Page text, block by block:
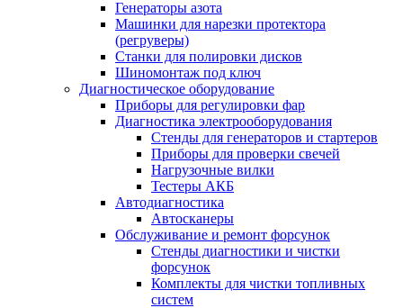
Генераторы азота
Машинки для нарезки протектора
(регруверы)
Станки для полировки дисков
Шиномонтаж под ключ
Диагностическое оборудование
Приборы для регулировки фар
Диагностика электрооборудования
Стенды для генераторов и стартеров
Приборы для проверки свечей
Нагрузочные вилки
Тестеры АКБ
Автодиагностика
Автосканеры
Обслуживание и ремонт форсунок
Стенды диагностики и чистки
форсунок
Комплекты для чистки топливных
систем